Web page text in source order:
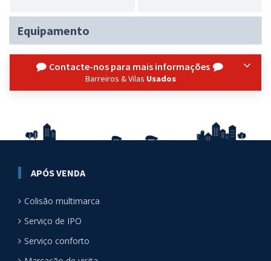
Equipamento
Contacte-nos para mais informações
Barreiros & Vilas Usados
APÓS VENDA
Colisão multimarca
Serviço de IPO
Serviço conforto